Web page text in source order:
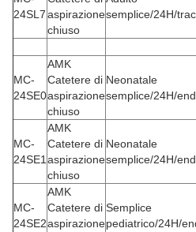
24SL7aspirazione
chiuso
semplice/24H/
MC-
24SE0
AMK
Catetere di
aspirazione
chiuso
Neonatale
semplice/24H/
MC-
24SE1
AMK
Catetere di
aspirazione
chiuso
Neonatale
semplice/24H/
MC-
24SE2
AMK
Catetere di
aspirazione
Semplice
pediatrico/24H/